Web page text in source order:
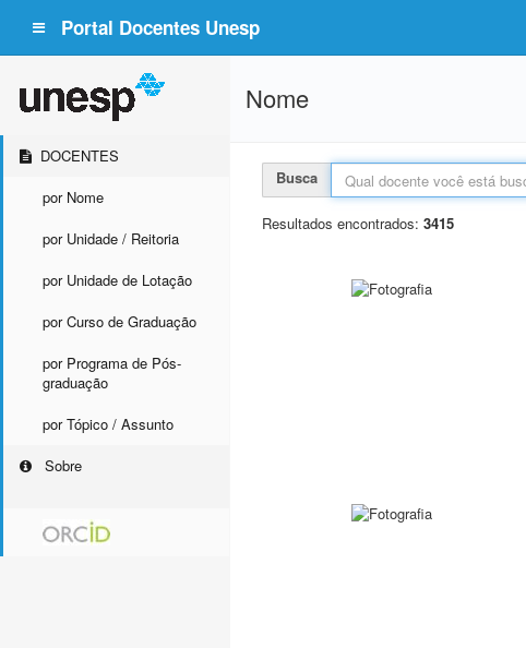
Portal Docentes Unesp
DOCENTES
por Nome
por Unidade / Reitoria
por Unidade de Lotação
por Curso de Graduação
por Programa de Pós-
graduação
por Tópico / Assunto
Sobre
Nome
Busca
Resultados encontrados: 3415